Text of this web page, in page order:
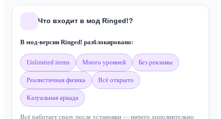
Что входит в мод Ringed!?
В мод-версии Ringed! разблокировано:
unlimited items много уровней без рекламы
реалистичная физика всё открыто
казуальная аркада
Всё работает сразу после установки — ничего дополнительно